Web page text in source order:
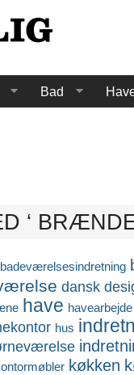
Bad
‘
badeværelsesindretning
dansk
have havearbejde
hus
køkken